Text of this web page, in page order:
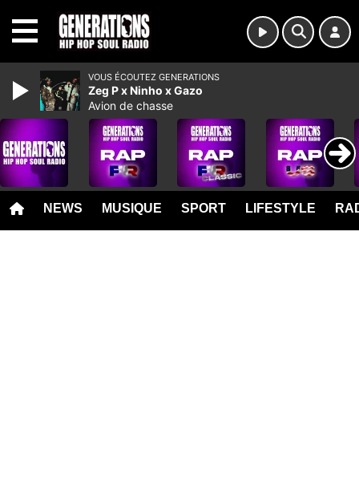
NEWS MUSIQUE SPORT LIFESTYLE
VOUS ÉCOUTEZ GENERATIONS
Zeg P x Ninho x Gazo
Avion de chasse